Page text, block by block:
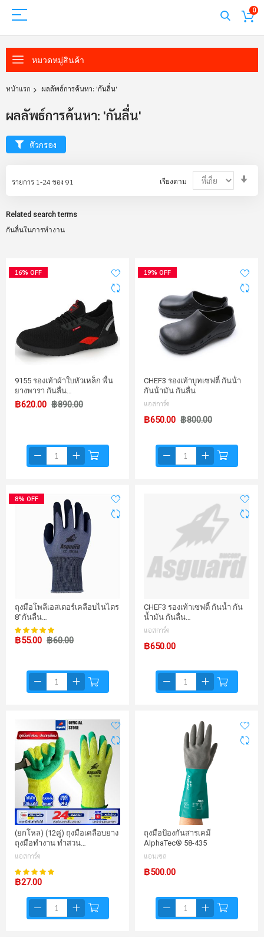
0
หมวดหมู่สินค้า
หน้าแรก ผลลัพธ์การค้นหา: 'กันลื่น'
ผลลัพธ์การค้นหา: 'กันลื่น'
รายการ 1-24 ของ 91 เรียงตาม
Related search terms
กันลื่นในการทำงาน
16% OFF
9155 รองเท้าผ้าใบหัวเหล็ก พื้น
ยางพารา กันลื่น…
฿620.00 ฿890.00
19% OFF
CHEF3 รองเท้าบูทเซฟตี้ กันน้ํา
กันน้ํามัน กันลื่น
แอสการ์ด
฿650.00 ฿800.00
8% OFF
ถุงมือโพลีเอสเตอร์เคลือบไนไตร
8"กันลื่น…
คะแนน:
฿55.00 ฿60.00
CHEF3 รองเท้าเซฟตี้ กันน้ำ กัน
น้ำมัน กันลื่น…
แอสการ์ด
฿650.00
(ยกโหล) (12คู่) ถุงมือเคลือบยาง
ถุงมือทำงาน ทำสวน…
แอสการ์ด
คะแนน:
฿27.00
ถุงมือป้องกันสารเคมี
AlphaTec® 58-435
แอนเซล
฿500.00
ตัวกรอง